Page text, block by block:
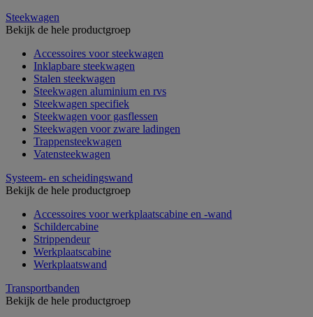
Steekwagen
Bekijk de hele productgroep
Accessoires voor steekwagen
Inklapbare steekwagen
Stalen steekwagen
Steekwagen aluminium en rvs
Steekwagen specifiek
Steekwagen voor gasflessen
Steekwagen voor zware ladingen
Trappensteekwagen
Vatensteekwagen
Systeem- en scheidingswand
Bekijk de hele productgroep
Accessoires voor werkplaatscabine en -wand
Schildercabine
Strippendeur
Werkplaatscabine
Werkplaatswand
Transportbanden
Bekijk de hele productgroep